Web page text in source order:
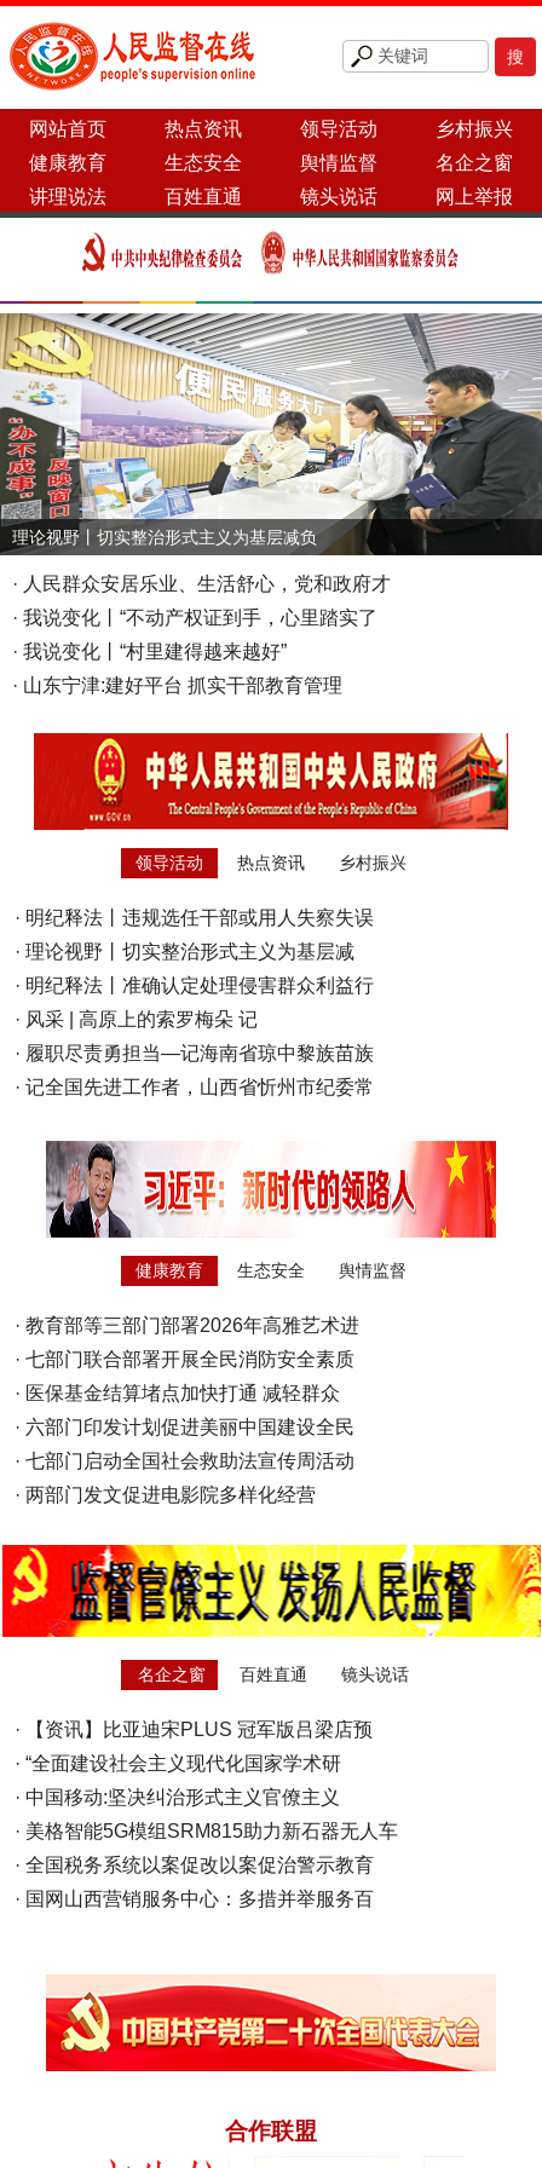
网站首页 热点资讯 领导活动
乡村振兴
健康教育
生态安全 舆情监督
名企之窗
讲理说法
百姓直通 镜头说话 网上举报
理论视野丨切实整治形式主义为基层减负
· 人民群众安居乐业、生活舒心，党和政府才
· 我说变化丨“不动产权证到手，心里踏实了
· 我说变化丨“村里建得越来越好”
· 山东宁津:建好平台 抓实干部教育管理
领导活动 热点资讯 乡村振兴
· 明纪释法丨违规选任干部或用人失察失误
· 理论视野丨切实整治形式主义为基层减
· 明纪释法丨准确认定处理侵害群众利益行
· 风采 | 高原上的索罗梅朵 记
· 履职尽责勇担当—记海南省琼中黎族苗族
· 记全国先进工作者，山西省忻州市纪委常
健康教育 生态安全 舆情监督
· 教育部等三部门部署2026年高雅艺术进
· 七部门联合部署开展全民消防安全素质
· 医保基金结算堵点加快打通 减轻群众
· 六部门印发计划促进美丽中国建设全民
· 七部门启动全国社会救助法宣传周活动
· 两部门发文促进电影院多样化经营
名企之窗 百姓直通 镜头说话
·
【资讯】比亚迪宋PLUS 冠军版吕梁店预
· “全面建设社会主义现代化国家学术研
· 中国移动:坚决纠治形式主义官僚主义
· 美格智能5G模组SRM815助力新石器无人车
· 全国税务系统以案促改以案促治警示教育
· 国网山西营销服务中心：多措并举服务百
合作联盟